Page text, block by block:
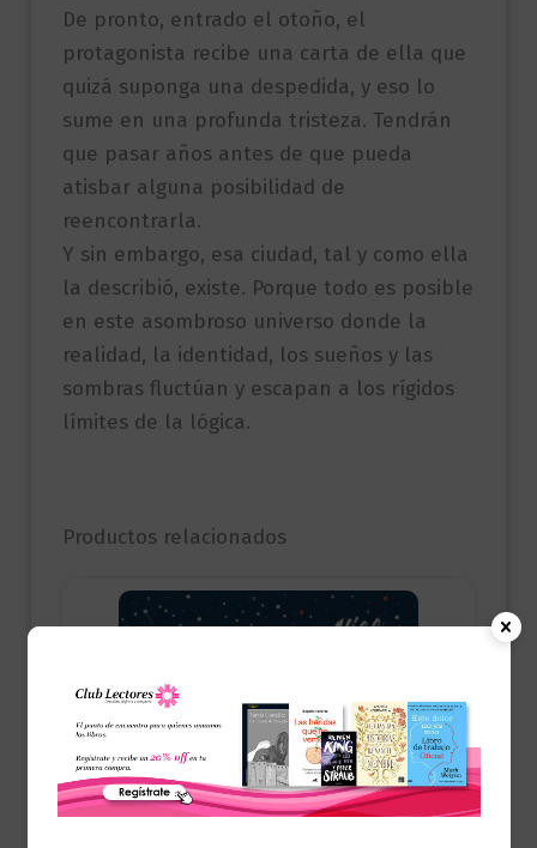
De pronto, entrado el otoño, el
protagonista recibe una carta de ella que
quizá suponga una despedida, y eso lo
sume en una profunda tristeza. Tendrán
que pasar años antes de que pueda
atisbar alguna posibilidad de
reencontrarla.
Y sin embargo, esa ciudad, tal y como ella
la describió, existe. Porque todo es posible
en este asombroso universo donde la
realidad, la identidad, los sueños y las
sombras fluctúan y escapan a los rígidos
límites de la lógica.
Productos relacionados